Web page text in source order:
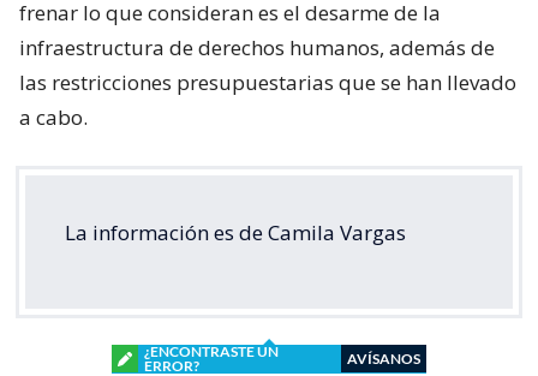
frenar lo que consideran es el desarme de la
infraestructura de derechos humanos, además de
las restricciones presupuestarias que se han llevado
a cabo.
La información es de Camila Vargas
¿ENCONTRASTE UN
ERROR?
AVÍSANOS